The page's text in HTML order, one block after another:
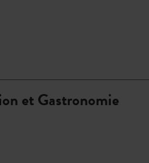
et Gastronomie